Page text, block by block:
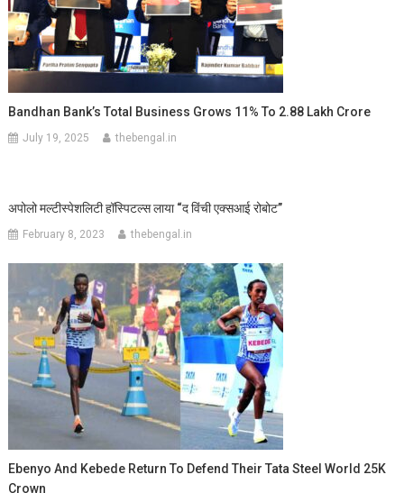
Bandhan Bank’s Total Business Grows 11% To 2.88 Lakh Crore
July 19, 2025 thebengal.in
अपोलो मल्टीस्पेशलिटी हॉस्पिटल्स लाया “द विंची एक्सआई रोबोट”
February 8, 2023 thebengal.in
Ebenyo And Kebede Return To Defend Their Tata Steel World 25K
Crown